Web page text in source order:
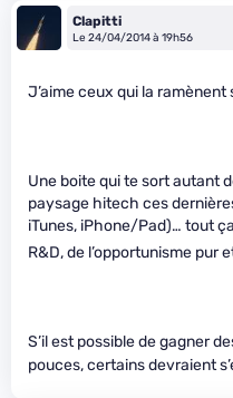
Clapitti
Le 24/04/2014 à 19h56
J’aime ceux qui la ramènent
Une boite qui te sort autant
paysage hitech ces
iTunes, iPhone/Pad)… tout
R&D, de l’opportunisme pur
S’il est possible de gagner
pouces, certains devraient